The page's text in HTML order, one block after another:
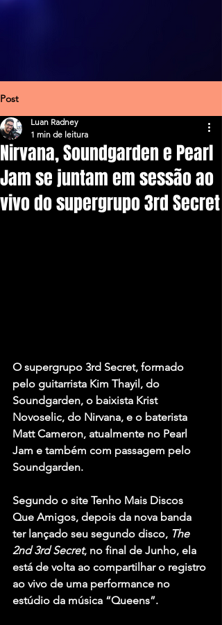
Post
Nirvana, Soundgarden e Pearl
Jam se juntam em sessão ao
vivo do supergrupo 3rd Secret
Luan Radney
1 min de leitura
O supergrupo 3rd Secret, formado
pelo guitarrista Kim Thayil , do
Soundgarden, o baixista Krist
Novoselic, do Nirvana, e o baterista
Matt Cameron, atualmente no Pearl
Jam e também com passagem pelo
Soundgarden.
Segundo o site Tenho Mais Discos
Que Amigos, depois da nova banda
ter lançado seu segundo disco, The
2nd 3rd Secret, no final de Junho, ela
está de volta ao compartilhar o registro
ao vivo de uma performance no
estúdio da música “Queens”.